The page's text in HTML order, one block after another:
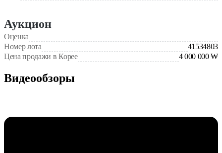
Аукцион
Оценка
Номер лота
41534803
Цена продажи в Корее
4 000 000 ₩
Видеообзоры